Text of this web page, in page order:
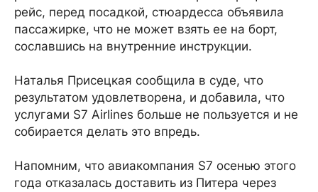
рейс, перед посадкой, стюардесса объявила
пассажирке, что не может взять ее на борт,
сославшись на внутренние инструкции.
Наталья Присецкая сообщила в суде, что
результатом удовлетворена, и добавила, что
услугами S7 Airlines больше не пользуется и не
собирается делать это впредь.
Напомним, что авиакомпания S7 осенью этого
года отказалась доставить из Питера через